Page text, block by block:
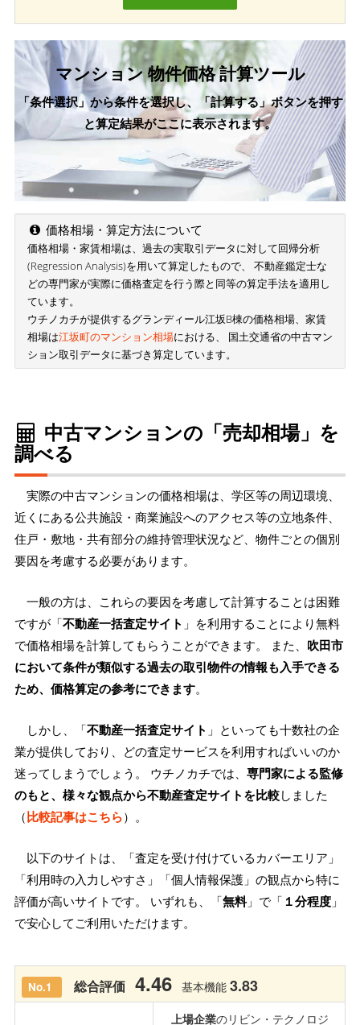
マンション 物件価格 計算ツール
「条件選択」から条件を選択し、「計算する」ボタンを押す
と算定結果がここに表示されます。
価格相場・算定方法について
価格相場・家賃相場は、過去の実取引データに対して回帰分析
(Regression Analysis)を用いて算定したもので、 不動産鑑定士な
どの専門家が実際に価格査定を行う際と同等の算定手法を適用し
ています。
ウチノカチが提供するグランディール江坂B棟の価格相場、家賃
相場は江坂町のマンション相場における、 国土交通省の中古マン
ション取引データに基づき算定しています。
中古マンションの「売却相場」を
調べる
実際の中古マンションの価格相場は、学区等の周辺環境、
近くにある公共施設・商業施設へのアクセス等の立地条件、
住戸・敷地・共有部分の維持管理状況など、物件ごとの個別
要因を考慮する必要があります。
一般の方は、これらの要因を考慮して計算することは困難
ですが「不動産一括査定サイト 」を利用することにより無料
で価格相場を計算してもらうことができます。 また、 吹田市
において条件が類似する過去の取引物件の情報も入手できる
ため、価格算定の参考にできます。
しかし、「不動産一括査定サイト 」といっても十数社の企
業が提供しており、どの査定サービスを利用すればいいのか
迷ってしまうでしょう。 ウチノカチでは、 専門家による監修
のもと、様々な観点から不動産査定サイトを比較しました
（比較記事はこちら）。
以下のサイトは、「査定を受け付けているカバーエリア」
「利用時の入力しやすさ」「個人情報保護」の観点から特に
評価が高いサイトです。 いずれも、「無料」で「 １分程度 」
で安心してご利用いただけます。